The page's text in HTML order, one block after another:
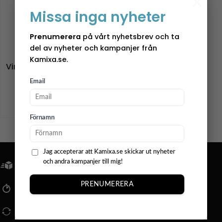
Missa inga nyheter
Prenumerera på vårt nyhetsbrev och ta
del av nyheter och kampanjer från
Kamixa.se.
Email
Förnamn
Jag accepterar att Kamixa.se skickar ut nyheter
och andra kampanjer till mig!
PRENUMERERA
WATER & WINES
Vinpussel – Italien – 1000
445,00
+
FRI FRAKT ÖVER 799KR
SNABBA LEVERANSER